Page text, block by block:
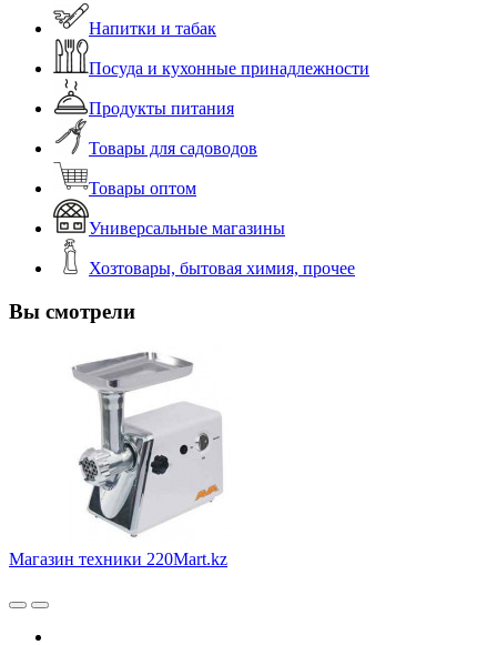
Напитки и табак
Посуда и кухонные принадлежности
Продукты питания
Товары для садоводов
Товары оптом
Универсальные магазины
Хозтовары, бытовая химия, прочее
Вы смотрели
Магазин техники 220Mart.kz